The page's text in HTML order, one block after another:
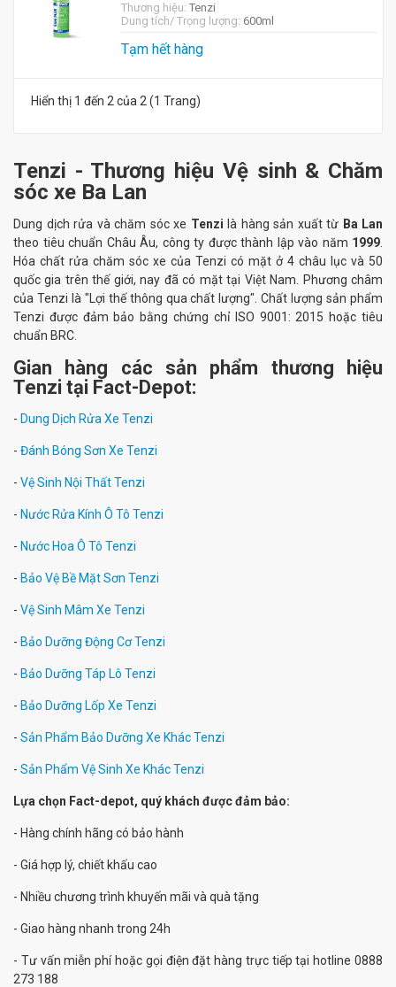
Thương hiệu: Tenzi
Dung tích/ Trọng lượng: 600ml
Tạm hết hàng
Hiển thị 1 đến 2 của 2 (1 Trang)
Tenzi - Thương hiệu Vệ sinh & Chăm
sóc xe Ba Lan
Dung dịch rửa và chăm sóc xe Tenzi là hàng sản xuất từ Ba Lan
theo tiêu chuẩn Châu Âu, công ty được thành lập vào năm 1999
Hóa chất rửa chăm sóc xe của Tenzi có mặt ở 4 châu lục và 50
quốc gia trên thế giới, nay đã có mặt tại Việt Nam. Phương châm
của Tenzi là "Lợi thế thông qua chất lượng". Chất lượng sản phẩm
Tenzi được đảm bảo bằng chứng chỉ ISO 9001: 2015 hoặc tiêu
chuẩn BRC.
Gian hàng các sản phẩm thương hiệu
Tenzi tại Fact-Depot:
- Dung Dịch Rửa Xe Tenzi
- Đánh Bóng Sơn Xe Tenzi
- Vệ Sinh Nội Thất Tenzi
- Nước Rửa Kính Ô Tô Tenzi
- Nước Hoa Ô Tô Tenzi
- Bảo Vệ Bề Mặt Sơn Tenzi
- Vệ Sinh Mâm Xe Tenzi
- Bảo Dưỡng Động Cơ Tenzi
- Bảo Dưỡng Táp Lô Tenzi
- Bảo Dưỡng Lốp Xe Tenzi
- Sản Phẩm Bảo Dưỡng Xe Khác Tenzi
- Sản Phẩm Vệ Sinh Xe Khác Tenzi
Lựa chọn Fact-depot, quý khách được đảm bảo:
- Hàng chính hãng có bảo hành
- Giá hợp lý, chiết khấu cao
- Nhiều chương trình khuyến mãi và quà tặng
- Giao hàng nhanh trong 24h
- Tư vấn miễn phí hoặc gọi điện đặt hàng trực tiếp tại hotline 0888
273 188